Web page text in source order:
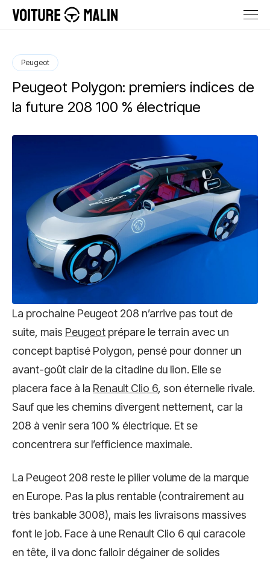
Peugeot
Peugeot Polygon: premiers indices de
la future 208 100 % électrique
La prochaine Peugeot 208 n’arrive pas tout de
suite, mais Peugeot prépare le terrain avec un
concept baptisé Polygon, pensé pour donner un
avant-goût clair de la citadine du lion. Elle se
placera face à la Renault Clio 6, son éternelle rivale.
Sauf que les chemins divergent nettement, car la
208 à venir sera 100 % électrique. Et se
concentrera sur l’efficience maximale.
La Peugeot 208 reste le pilier volume de la marque
en Europe. Pas la plus rentable (contrairement au
très bankable 3008), mais les livraisons massives
font le job. Face à une Renault Clio 6 qui caracole
en tête, il va donc falloir dégainer de solides